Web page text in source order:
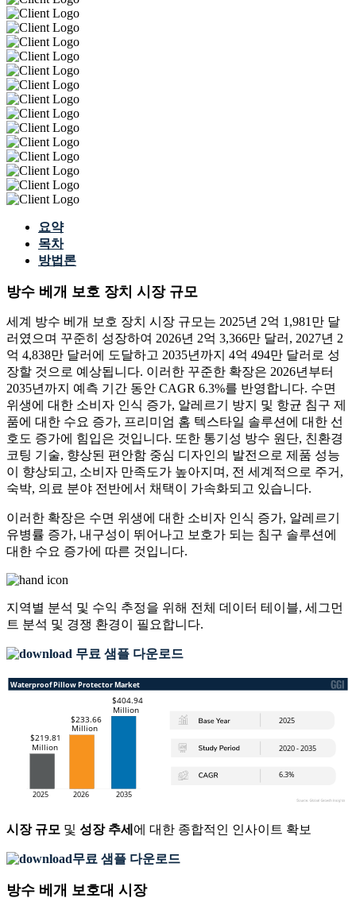
요약
목차
방법론
방수 베개 보호 장치 시장 규모
세계 방수 베개 보호 장치 시장 규모는 2025년 2억 1,981만 달
러였으며 꾸준히 성장하여 2026년 2억 3,366만 달러, 2027년 2
억 4,838만 달러에 도달하고 2035년까지 4억 494만 달러로 성
장할 것으로 예상됩니다. 이러한 꾸준한 확장은 2026년부터
2035년까지 예측 기간 동안 CAGR 6.3%를 반영합니다. 수면
위생에 대한 소비자 인식 증가, 알레르기 방지 및 항균 침구 제
품에 대한 수요 증가, 프리미엄 홈 텍스타일 솔루션에 대한 선
호도 증가에 힘입은 것입니다. 또한 통기성 방수 원단, 친환경
코팅 기술, 향상된 편안함 중심 디자인의 발전으로 제품 성능
이 향상되고, 소비자 만족도가 높아지며, 전 세계적으로 주거,
숙박, 의료 분야 전반에서 채택이 가속화되고 있습니다.
이러한 확장은 수면 위생에 대한 소비자 인식 증가, 알레르기
유병률 증가, 내구성이 뛰어나고 보호가 되는 침구 솔루션에
대한 수요 증가에 따른 것입니다.
지역별 분석 및 수익 추정을 위해 전체 데이터 테이블, 세그먼
트 분석 및 경쟁 환경이 필요합니다.
무료 샘플 다운로드
시장 규모 및 성장 추세 에 대한 종합적인 인사이트 확보
무료 샘플 다운로드
방수 베개 보호대 시장